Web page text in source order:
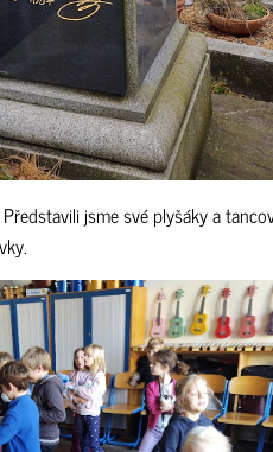
jsme své plyšáky a